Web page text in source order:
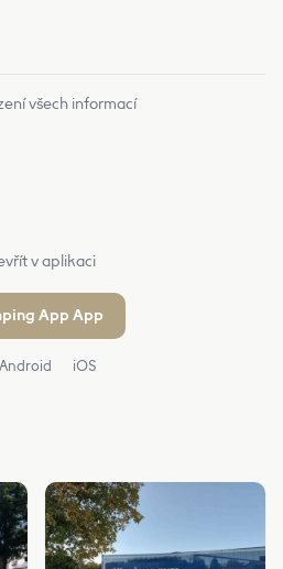
všech informací
v aplikaci
App App
Android iOS